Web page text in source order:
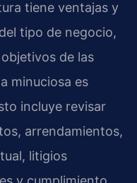
tiene ventajas y
tipo de negocio,
de las
minuciosa es
incluye revisar
arrendamientos,
litigios